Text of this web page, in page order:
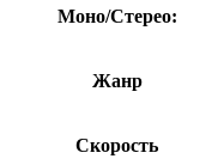
Моно/Стерео:
Жанр
Скорость